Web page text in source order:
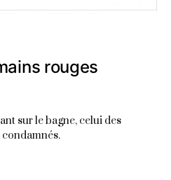
rouges
sur le bagne, celui des